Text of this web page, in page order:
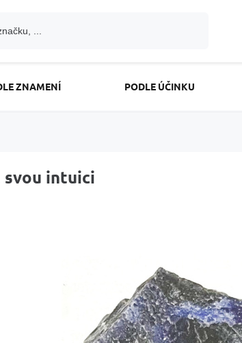
ZNAMENÍ PODLE ÚČINKU
intuici